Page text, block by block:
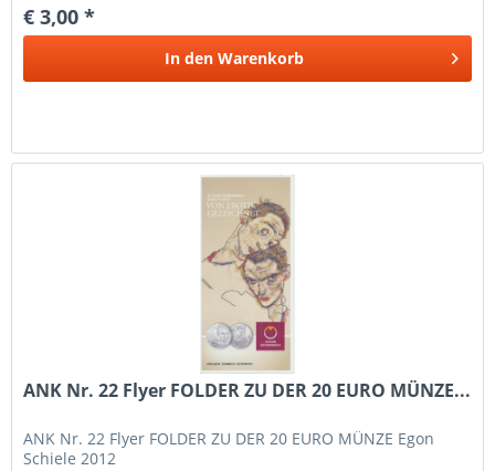
€ 3,00 *
In den Warenkorb
ANK Nr. 22 Flyer FOLDER ZU DER 20 EURO MÜNZE...
ANK Nr. 22 Flyer FOLDER ZU DER 20 EURO MÜNZE Egon
Schiele 2012